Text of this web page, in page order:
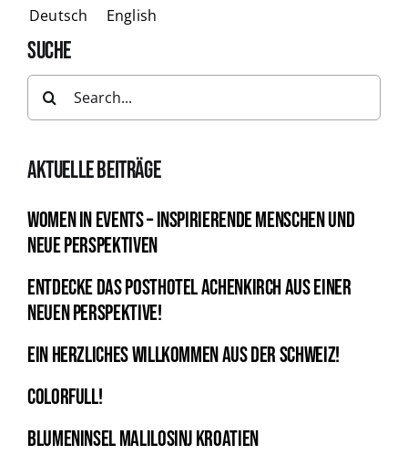
Deutsch English
SUCHE
Search
for:
AKTUELLE BEITRÄGE
Women in Events – Inspirierende Menschen und
neue Perspektiven
Entdecke das Posthotel Achenkirch aus einer
neuen Perspektive!
Ein herzliches Willkommen aus der Schweiz!
Colorfull!
Blumeninsel Malilosinj Kroatien